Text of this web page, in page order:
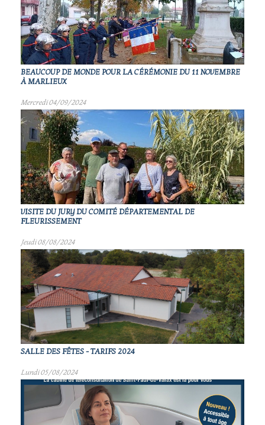
BEAUCOUP DE MONDE POUR LA CÉRÉMONIE DU 11 NOVEMBRE
À MARLIEUX
Mercredi 04/09/2024
VISITE DU JURY DU COMITÉ DÉPARTEMENTAL DE
FLEURISSEMENT
Jeudi 08/08/2024
SALLE DES FÊTES - TARIFS 2024
Lundi 05/08/2024